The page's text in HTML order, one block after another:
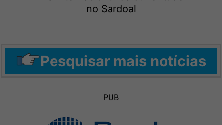
no Sardoal
Pesquisar mais notícias
PUB